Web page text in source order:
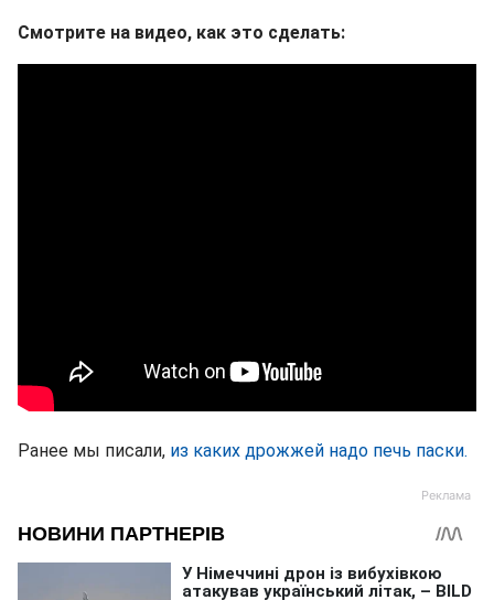
Смотрите на видео, как это сделать:
Ранее мы писали, из каких дрожжей надо печь паски.